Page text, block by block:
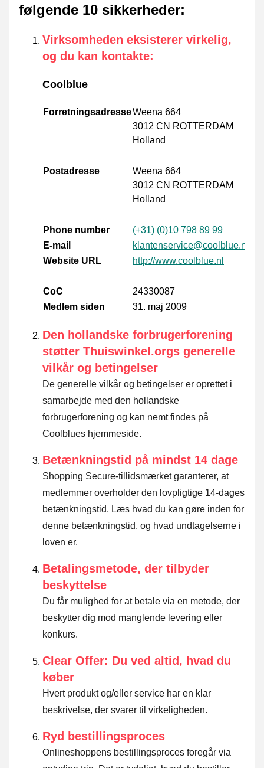
følgende 10 sikkerheder:
Virksomheden eksisterer virkelig,
og du kan kontakte:
Coolblue
ForretningsadresseWeena 664
3012 CN ROTTERDAM
Holland
Postadresse
Weena 664
3012 CN ROTTERDAM
Holland
Phone number
(+31) (0)10 798 89 99
E-mail
klantenservice@coolblue.nl
Website URL
http://www.coolblue.nl
CoC
24330087
Medlem siden
31. maj 2009
Den hollandske forbrugerforening
støtter Thuiswinkel.orgs generelle
vilkår og betingelser
De generelle vilkår og betingelser er oprettet i
samarbejde med den hollandske
forbrugerforening og kan nemt findes på
Coolblues hjemmeside.
Betænkningstid på mindst 14 dage
Shopping Secure-tillidsmærket garanterer, at
medlemmer overholder den lovpligtige 14-dages
betænkningstid. Læs hvad du kan gøre inden for
denne betænkningstid, og hvad undtagelserne i
loven er.
Betalingsmetode, der tilbyder
beskyttelse
Du får mulighed for at betale via en metode, der
beskytter dig mod manglende levering eller
konkurs.
Clear Offer: Du ved altid, hvad du
køber
Hvert produkt og/eller service har en klar
beskrivelse, der svarer til virkeligheden.
Ryd bestillingsproces
Onlineshoppens bestillingsproces foregår via